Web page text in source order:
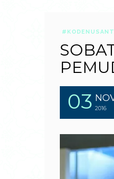
03 2016